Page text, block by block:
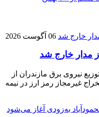
06 آگوست 2026
نیروی برق مازندران از
۱۹ دستگاه استخراج غیرمجاز رمز ارز در نیمه